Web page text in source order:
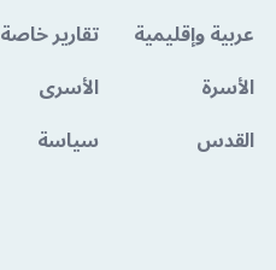
عربية وإقليمية تقارير خاصة
الأسرة الأسرى
القدس سياسة